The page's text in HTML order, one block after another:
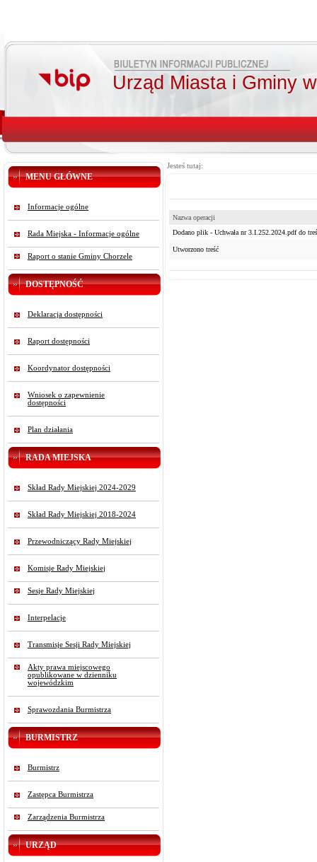
Urząd Miasta i Gminy
MENU GŁÓWNE
Informacje ogólne
Rada Miejska - Informacje ogólne
Raport o stanie Gminy Chorzele
DOSTĘPNOŚĆ
Deklaracja dostępności
Raport dostępności
Koordynator dostępności
Wniosek o zapewnienie
dostępności
Plan działania
RADA MIEJSKA
Skład Rady Miejskiej 2024-2029
Skład Rady Miejskiej 2018-2024
Przewodniczący Rady Miejskiej
Komisje Rady Miejskiej
Sesje Rady Miejskiej
Interpelacje
Transmisje Sesji Rady Miejskiej
Akty prawa miejscowego
opublikowane w dzienniku
wojewódzkim
Sprawozdania Burmistrza
BURMISTRZ
Burmistrz
Zastępca Burmistrza
Zarządzenia Burmistrza
URZĄD
Jesteś tutaj:
Nazwa operacji
Dodano plik - Uchwała nr 3.I.252.2024.pdf do
Utworzono treść